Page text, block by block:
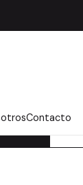
Contacto